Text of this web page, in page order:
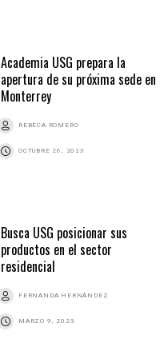
Academia USG prepara la
apertura de su próxima sede en
Monterrey
REBECA ROMERO
OCTUBRE 26, 2023
Busca USG posicionar sus
productos en el sector
residencial
FERNANDA HERNÁNDEZ
MARZO 9, 2023